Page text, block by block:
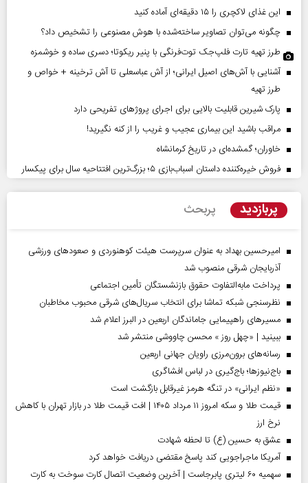
این غذای لاکچری را ۱۵ دقیقه‌ای آماده کنید
چگونه می‌توان تصاویر ساخته‌شده با هوش مصنوعی را تشخیص داد؟
طرز تهیه تارت فلپ‌جک توت‌فرنگی با پنیر ریکوتا؛ دسری ساده و خوشمزه
آشنایی با آش‌های اصیل ایرانی؛ از آش عباسعلی تا آش ترخینه + خواص و
طرز تهیه
پارک شیرین قابلیت‌ بالایی برای اجرای پروژهای تفریحی دارد
مراقب باشید این بیماری عجیب و غریب را از کنه نگیرید!
خاوران؛ گمشده‌ای در تاریخ کرمانشاه
فروش خیره‌کننده داستان اسباب‌بازی ۵؛ بزرگ‌ترین افتتاحیه سال برای پیکسار
پربازدید پربحث
امیرحسین بهداد به عنوان سرپرست هیئت کوهنوردی و صعودهای ورزشی
آذربایجان شرقی منصوب شد
پرداخت مابه‌التفاوت حقوق بازنشستگان تأمین اجتماعی
نظرسنجی شبکه تماشا برای انتخاب سریال‌های شرقی محبوب مخاطبان
مسیر‌های راهپیمایی جاماندگان اربعین در البرز اعلام شد
ببینید | «چهل روز » محسن چاووشی منتشر شد
رسانه‌های برون‌مرزی راویان جهانی اربعین
باج‌نیوزها؛ باج‌گیری در لباس افشاگری
«نظم ایرانی» در تنگه هرمز غیرقابل بازگشت است
قیمت طلا و سکه امروز ۱۱ مرداد ۱۴۰۵ | افت قیمت طلا در بازار تهران با کاهش
نرخ ارز
عشق به حسین (ع) تا لحظه شهادت
آمریکا ماجراجویی کند پاسخ مقتضی دریافت خواهد کرد
سهمیه ۶۰ لیتری پابرجاست | آخرین وضعیت اتصال کارت سوخت به کارت